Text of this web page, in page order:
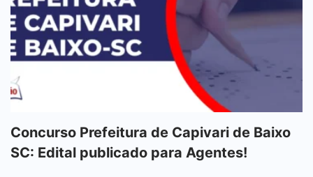
Concurso Prefeitura de Capivari de Baixo
SC: Edital publicado para Agentes!